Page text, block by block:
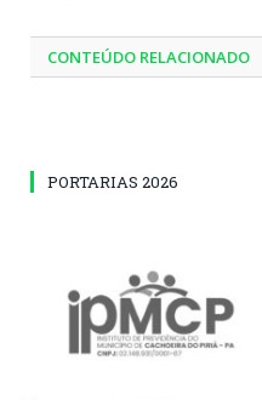
CONTEÚDO RELACIONADO
PORTARIAS 2026